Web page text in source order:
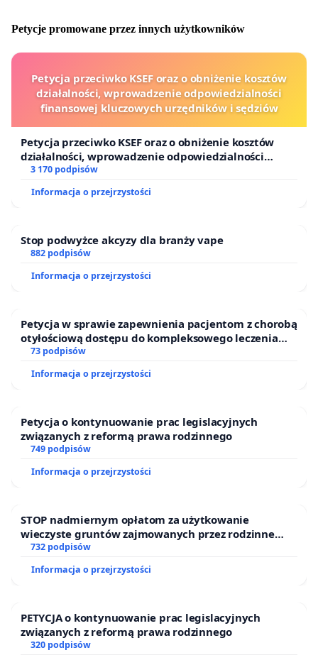
Petycje promowane przez innych użytkowników
Petycja przeciwko KSEF oraz o obniżenie kosztów
działalności, wprowadzenie odpowiedzialności
finansowej kluczowych urzędników i sędziów
Petycja przeciwko KSEF oraz o obniżenie kosztów
działalności, wprowadzenie odpowiedzialności
finansowej kluczowych urzędników i sędziów
3 170 podpisów
Informacja o przejrzystości
Stop podwyżce akcyzy dla branży vape
882 podpisów
Informacja o przejrzystości
Petycja w sprawie zapewnienia pacjentom z chorobą
otyłościową dostępu do kompleksowego leczenia
oraz programów profilaktycznych.
73 podpisów
Informacja o przejrzystości
Petycja o kontynuowanie prac legislacyjnych
związanych z reformą prawa rodzinnego
749 podpisów
Informacja o przejrzystości
STOP nadmiernym opłatom za użytkowanie
wieczyste gruntów zajmowanych przez rodzinne
ogrody działkowe.
732 podpisów
Informacja o przejrzystości
PETYCJA o kontynuowanie prac legislacyjnych
związanych z reformą prawa rodzinnego
320 podpisów